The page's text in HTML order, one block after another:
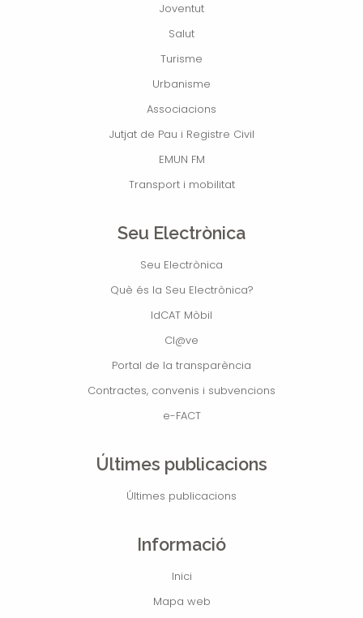
Joventut
Salut
Turisme
Urbanisme
Associacions
Jutjat de Pau i Registre Civil
EMUN FM
Transport i mobilitat
Seu Electrònica
Seu Electrònica
Què és la Seu Electrònica?
IdCAT Mòbil
Cl@ve
Portal de la transparència
Contractes, convenis i subvencions
e-FACT
Últimes publicacions
Últimes publicacions
Informació
Inici
Mapa web